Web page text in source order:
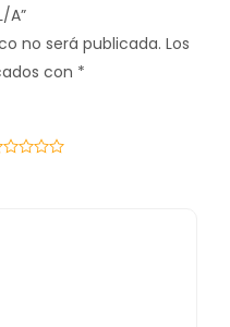
A”
no será publicada. Los
con *